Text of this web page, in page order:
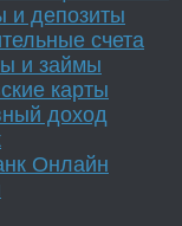
и депозиты
счета
и займы
карты
доход
Онлайн